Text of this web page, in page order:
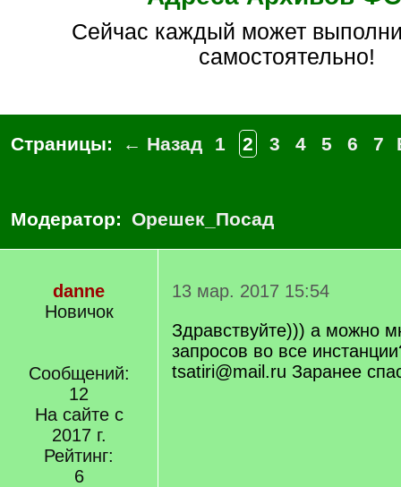
Сейчас каждый может выполнить запрос
самостоятельно!
Страницы: ← Назад 1 2 3 4 5 6 7
Модератор: Орешек_Посад
danne
Новичок
Сообщений:
12
На сайте с
2017 г.
Рейтинг:
6
13 мар. 2017 15:54
Здравствуйте))) а можно
запросов во все
tsatiri@mail.ru Заранее